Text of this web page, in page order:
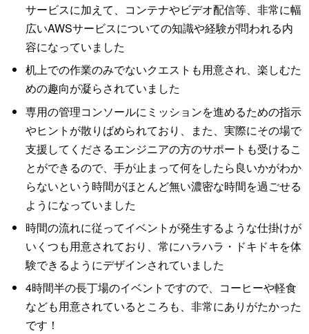
サービスに加えて、コンテナやビデオ配信等、非常に幅
広いAWSサービスについての知識や経験が問われる内
容になっていました
机上での作業のみでないクエストも用意され、楽しむた
めの趣向が凝らされていました
専用の管理コンソールにミッションを進めるための指示
やヒントが散りばめられており、また、実際にその場で
支援してくださるエンジニアの方のサポートも受けるこ
とができるので、手が止まって何をしたら良いかがわか
らないという時間がほとんど無い濃密な時間を過ごせる
ようになっていました
時間の流れに従ってイベントが発生するような仕掛けが
いくつも用意されており、常にハラハラ・ドキドキを体
験できるようにデザインされていました
4時間半の長丁場のイベントですので、コーヒーや軽食
なども用意されているところも、非常にありがたかった
です！